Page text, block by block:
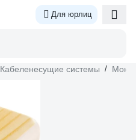
Для юрлиц
Кабеленесущие системы /